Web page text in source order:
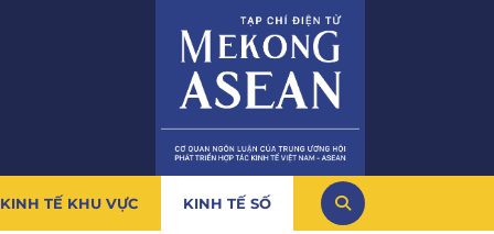
KINH TẾ KHU VỰC KINH TẾ SỐ